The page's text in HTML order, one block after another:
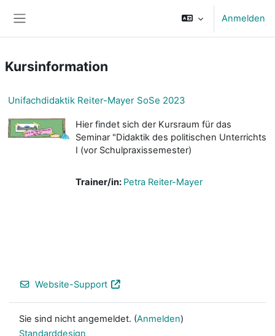
Anmelden
Kursinformation
Unifachdidaktik Reiter-Mayer SoSe 2023
Hier findet sich der Kursraum für das
Seminar "Didaktik des politischen Unterrichts
I (vor Schulpraxissemester)
Trainer/in: Petra Reiter-Mayer
Website-Support
Sie sind nicht angemeldet. (Anmelden)
Standarddesign